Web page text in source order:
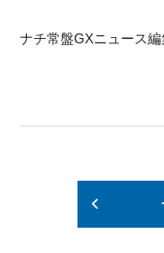
ナチ常盤GXニュース編